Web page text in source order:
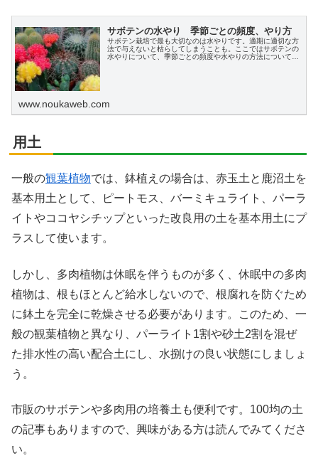
サボテンの水やり 季節ごとの頻度、やり方
サボテン栽培で最も大切なのは水やりです。適期に適切な方
法で与えないと枯らしてしまうことも。ここではサボテンの
水やりについて、季節ごとの頻度や水やりの方法についてわ
www.noukaweb.com
用土
一般の観葉植物では、鉢植えの場合は、赤玉土と鹿沼土を
基本用土として、ピートモス、バーミキュライト、パーラ
イトやココヤシチップといった改良用の土を基本用土にプ
ラスして使います。
しかし、多肉植物は休眠を伴うものが多く、休眠中の多肉
植物は、根もほとんど給水しないので、根腐れを防ぐため
に鉢土を完全に乾燥させる必要があります。このため、一
般の観葉植物と異なり、パーライト1割や砂土2割を混ぜ
た排水性の高い配合土にし、水捌けの良い状態にしましょ
う。
市販のサボテンや多肉用の培養土も便利です。100均の土
の記事もありますので、興味がある方は読んでみてくださ
い。
Facebook